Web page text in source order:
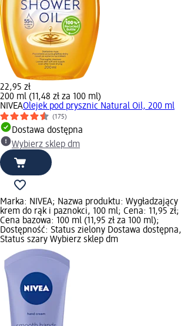
22,95 zł
200 ml (11,48 zł za 100 ml)
NIVEAOlejek pod prysznic Natural Oil, 200 ml
(175)
Dostawa dostępna
Wybierz sklep dm
Marka: NIVEA; Nazwa produktu: Wygładzający
krem do rąk i paznokci, 100 ml; Cena: 11,95 zł;
Cena bazowa: 100 ml (11,95 zł za 100 ml);
Dostępność: Status zielony Dostawa dostępna,
Status szary Wybierz sklep dm